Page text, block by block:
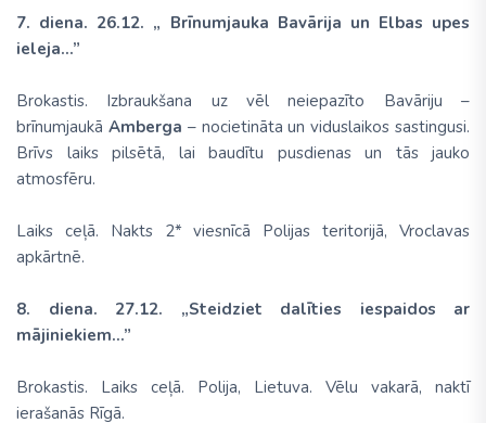
7. diena. 26.12. „ Brīnumjauka Bavārija un Elbas upes
ieleja...”
Brokastis. Izbraukšana uz vēl neiepazīto Bavāriju –
brīnumjaukā Amberga – nocietināta un viduslaikos sastingusi.
Brīvs laiks pilsētā, lai baudītu pusdienas un tās jauko
atmosfēru.
Laiks ceļā. Nakts 2* viesnīcā Polijas teritorijā, Vroclavas
apkārtnē.
8. diena. 27.12. „Steidziet dalīties iespaidos ar
mājiniekiem...”
Brokastis. Laiks ceļā. Polija, Lietuva. Vēlu vakarā, naktī
ierašanās Rīgā.